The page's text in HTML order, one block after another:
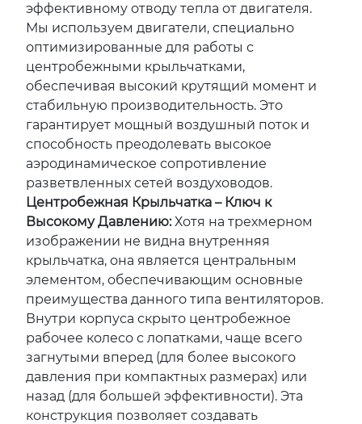
эффективному отводу тепла от двигателя.
Мы используем двигатели, специально
оптимизированные для работы с
центробежными крыльчатками,
обеспечивая высокий крутящий момент и
стабильную производительность. Это
гарантирует мощный воздушный поток и
способность преодолевать высокое
аэродинамическое сопротивление
разветвленных сетей воздуховодов.
Центробежная Крыльчатка – Ключ к
Высокому Давлению:Хотя на трехмерном
изображении не видна внутренняя
крыльчатка, она является центральным
элементом, обеспечивающим основные
преимущества данного типа вентиляторов.
Внутри корпуса скрыто центробежное
рабочее колесо с лопатками, чаще всего
загнутыми вперед (для более высокого
давления при компактных размерах) или
назад (для большей эффективности). Эта
конструкция позволяет создавать